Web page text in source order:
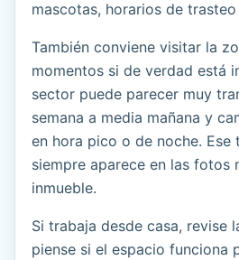
mascotas, horarios de
También conviene visitar la
momentos si de verdad está
sector puede parecer muy
semana a media mañana y
en hora pico o de noche. Ese
siempre aparece en las fotos
inmueble.
Si trabaja desde casa, revise
piense si el espacio funciona